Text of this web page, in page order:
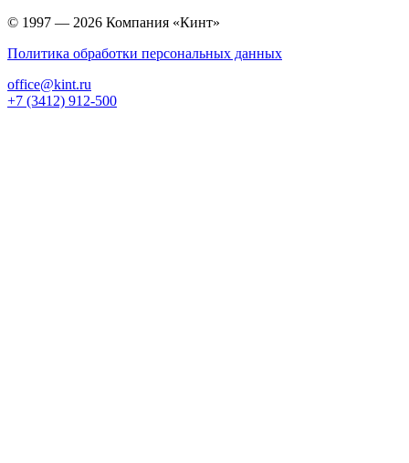
© 1997 — 2026 Компания «Кинт»
Политика обработки персональных данных
office@kint.ru
+7 (3412) 912-500